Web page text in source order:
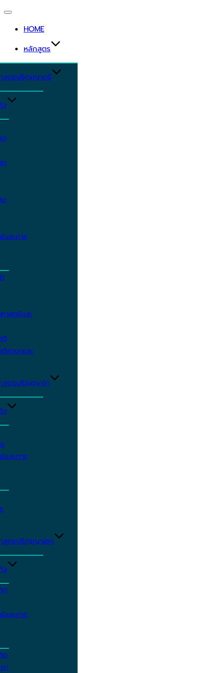
Toggle
navigation
HOME
หลักสูตร
สูตรปริญญาตรี
จ
ต
ต
ต
ละการ
สตร์และ
ติ
ภาษาและ
สูตรปริญญาโท
จ
ละการ
สูตรปริญญาเอก
จ
ต
ละการ
ต
า